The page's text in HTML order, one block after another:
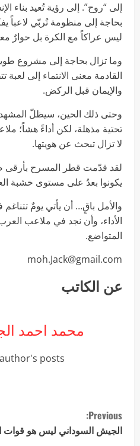
إلى “روح”. إلى رؤية تُعيد بناء
بحاجة إلى منظومة تُربّي لاعباً
ليس عراكاً مع الكرة بل حوارٌ
وما تزال بحاجة إلى مشروع
القادمة معنى الانتماء إلى لعبة
والإيمان قبل الركض.
وحتى ذلك الحين، سيظلّ المشهد
تحتية مذهلة، لكن أداءً هشاً؛
لا تزال تبحث عن هويتها.
لقد قدّمت قطر المسرح بأرقى
يكونوا بعدُ على مستوى خشبة
والأمل باقٍ… أن يأتي يومٌ
الأداء، وأن نجد في ملاعب
المتواضع.
moh.Jack@gmail.com
عن الكاتب
محمد احمد
posts
Previous:
الجيش السوداني ليس هو